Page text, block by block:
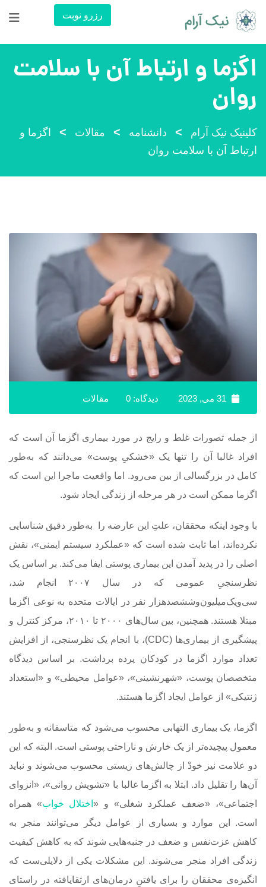
محتوا
رزرو نوبت
اگزما و ارتباط آن با سلامت
روان
کلینیک نیک آرام > دانشنامه > مقالات >
اگزما و
ارتباط آن با سلامت روان
دیدگاه: 0 مقالات
از جمله تصورات غلط و رایج در مورد بیماری اگزما آن است که
افراد غالبا آن را تنها یک «خشکیِ پوست» می‌دانند که به‌طور
کامل در بزرگسالی از بین می‌رود. اما واقعیت ماجرا این است که
اگزما ممکن است در هر مرحله از زندگی ایجاد شود.
با وجود اینکه محققان، علتِ این عارضه را به‌طور دقیق شناسایی
نکرده‌اند، اما ثابت شده است که «عملکرد سیستم ایمنی»، نقش
اصلی را در پدید آمدن این بیماری پوستی ایفا می‌کند. بر اساس یک
نظرسنجیِ عمومی که در سال ۲۰۰۷ انجام شد،
سی‌و‌یک‌میلیون‌و‌ششصدهزار نفر در ایالات متحده به نوعی اگزما
مبتلا هستند. همچنین، بین سال‌های ۲۰۰۰ تا ۲۰۱۰، مرکز کنترل و
پیشگیری از بیماری‌ها (CDC)، با انجام یک نظرسنجی، از افزایش
تعداد موارد اگزما در کودکان پرده برداشت. بر اساس دیدگاه
متخصصان پوست، «شهرنشینی»، «عوامل محیطی» و «استعداد
ژنتیکی» از عوامل ایجاد اگزما هستند.
اگزما، یک بیماری التهابی محسوب می‌شود که متاسفانه و به‌طور
معمول پیچیده‌تر از یک خارش و ناراحتی پوستی است. البته که این
دو علامت نیز خودْ از چالش‌های زیستی محسوب می‌شوند و نباید
آن‌ها را تقلیل داد. ابتلا به اگزما غالبا با «تشویش روانی»، «انزوای
اجتماعی»، «ضعف عملکرد شغلی» و «اختلال خواب» همراه
است. این‌ موارد و بسیاری از عوامل دیگر می‌توانند منجر به
کاهش عزت‌نفس و ضعف در جنبه‌هایی شوند که به کاهش کیفیت
زندگی افراد منجر می‌شوند. این مشکلات یکی از دلایلی‌ست که
انگیزه‌ی محققان را برای یافتنِ درمان‌های ارتقایافته در راستای